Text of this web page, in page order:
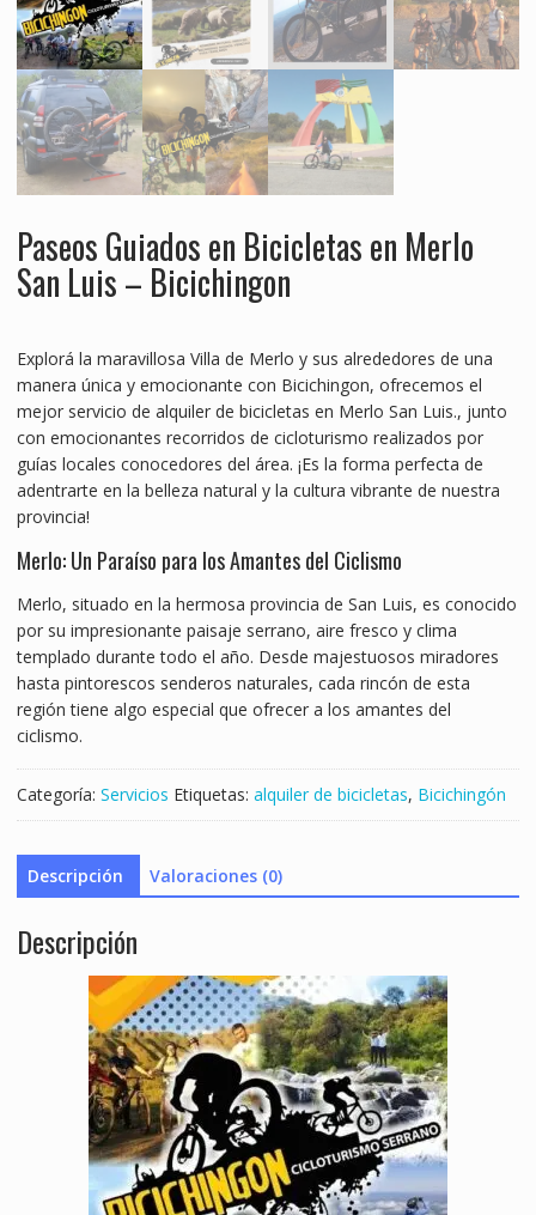
Paseos Guiados en Bicicletas en Merlo
San Luis – Bicichingon
Explorá la maravillosa Villa de Merlo y sus alrededores de una
manera única y emocionante con Bicichingon, ofrecemos el
mejor servicio de alquiler de bicicletas en Merlo San Luis., junto
con emocionantes recorridos de cicloturismo realizados por
guías locales conocedores del área. ¡Es la forma perfecta de
adentrarte en la belleza natural y la cultura vibrante de nuestra
provincia!
Merlo: Un Paraíso para los Amantes del Ciclismo
Merlo, situado en la hermosa provincia de San Luis, es conocido
por su impresionante paisaje serrano, aire fresco y clima
templado durante todo el año. Desde majestuosos miradores
hasta pintorescos senderos naturales, cada rincón de esta
región tiene algo especial que ofrecer a los amantes del
ciclismo.
Categoría: Servicios Etiquetas: alquiler de bicicletas, Bicichingón
Descripción Valoraciones (0)
Descripción